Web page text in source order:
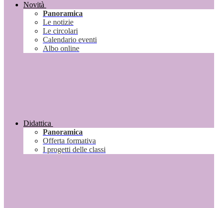
Novità
Panoramica
Le notizie
Le circolari
Calendario eventi
Albo online
Didattica
Panoramica
Offerta formativa
I progetti delle classi